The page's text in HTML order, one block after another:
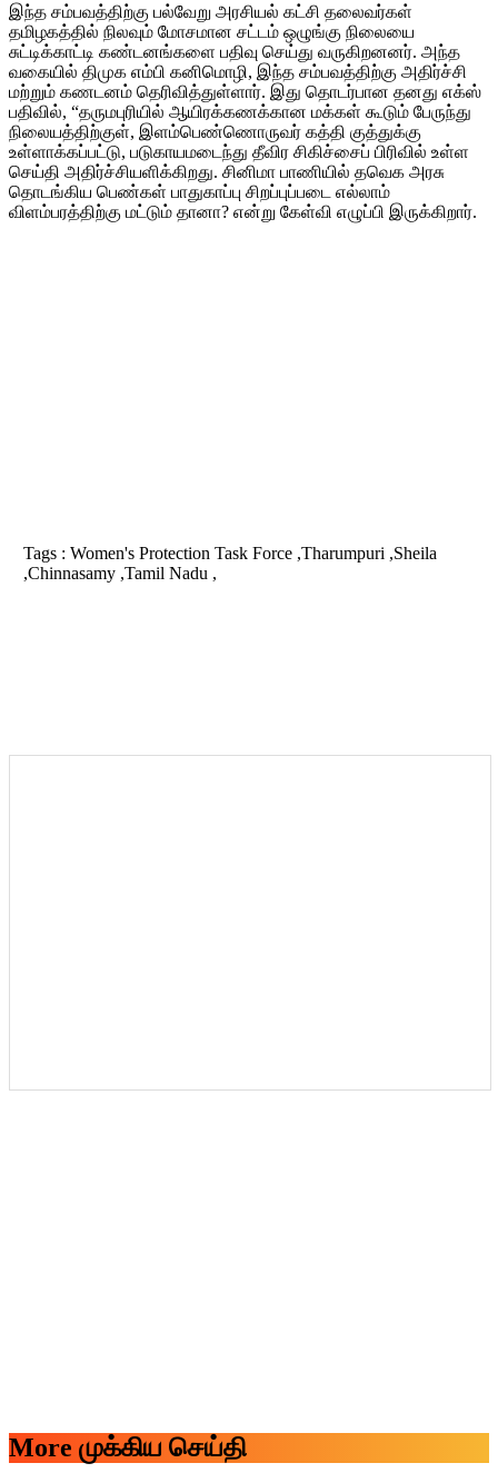
இந்த சம்பவத்திற்கு பல்வேறு அரசியல் கட்சி தலைவர்கள்
தமிழகத்தில் நிலவும் மோசமான சட்டம் ஒழுங்கு நிலையை
சுட்டிக்காட்டி கண்டனங்களை பதிவு செய்து வருகிறனனர். அந்த
வகையில் திமுக எம்பி கனிமொழி, இந்த சம்பவத்திற்கு அதிர்ச்சி
மற்றும் கணடனம் தெரிவித்துள்ளார். இது தொடர்பான தனது எக்ஸ்
பதிவில், “தருமபுரியில் ஆயிரக்கணக்கான மக்கள் கூடும் பேருந்து
நிலையத்திற்குள், இளம்பெண்ணொருவர் கத்தி குத்துக்கு
உள்ளாக்கப்பட்டு, படுகாயமடைந்து தீவிர சிகிச்சைப் பிரிவில் உள்ள
செய்தி அதிர்ச்சியளிக்கிறது. சினிமா பாணியில் தவெக அரசு
தொடங்கிய பெண்கள் பாதுகாப்பு சிறப்புப்படை எல்லாம்
விளம்பரத்திற்கு மட்டும் தானா? என்று கேள்வி எழுப்பி இருக்கிறார்.
Tags : Women's Protection Task Force ,Tharumpuri ,Sheila
,Chinnasamy ,Tamil Nadu ,
More முக்கிய செய்தி